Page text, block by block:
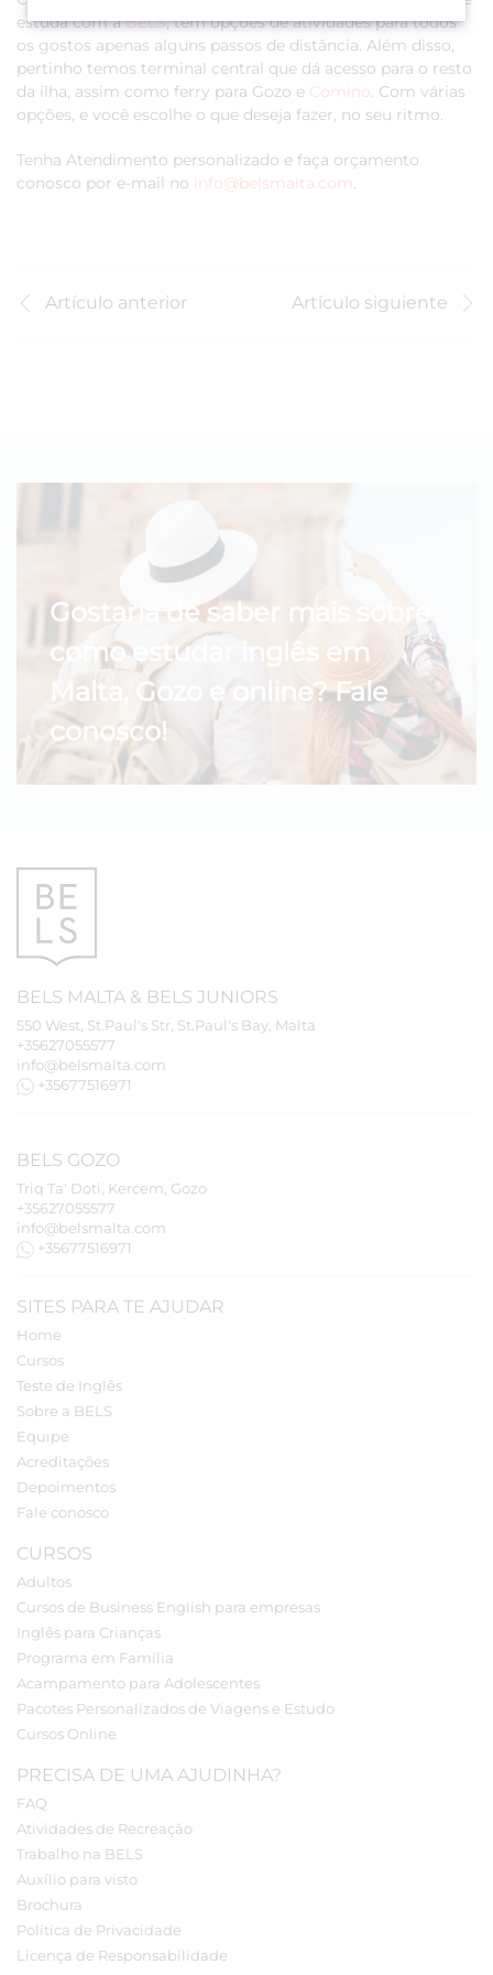
estuda com aBELS, tem opções de atividades para todos
os gostos apenas alguns passos de distância. Além disso,
pertinho temos terminal central que dá acesso para o resto
da ilha, assim como ferry para Gozo e Comino. Com várias
opções, e você escolhe o que deseja fazer, no seu ritmo.
Tenha Atendimento personalizado e faça orçamento
conosco por e-mail no
info@belsmalta.com.
Artículo anterior Artículo siguiente
Gostaria de saber mais sobre
como estudar inglês em
Malta, Gozo e online? Fale
conosco!
BELS MALTA & BELS JUNIORS
550 West, St.Paul's Str, St.Paul's Bay, Malta
+35627055577
info@belsmalta.com
+35677516971
BELS GOZO
Triq Ta' Doti, Kerċem, Gozo
+35627055577
info@belsmalta.com
+35677516971
SITES PARA TE AJUDAR
Home
Cursos
Teste de Inglês
Sobre a BELS
Equipe
Acreditações
Depoimentos
Fale conosco
CURSOS
Adultos
Cursos de Business English para empresas
Inglês para Crianças
Programa em Família
Acampamento para Adolescentes
Pacotes Personalizados de Viagens e Estudo
Cursos Online
PRECISA DE UMA AJUDINHA?
FAQ
Atividades de Recreação
Trabalho na BELS
Auxílio para visto
Brochura
Política de Privacidade
Licença de Responsabilidade